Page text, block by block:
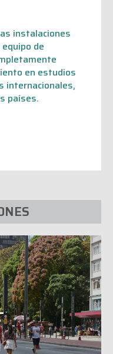
instalaciones
de
en estudios
internacionales,
países.